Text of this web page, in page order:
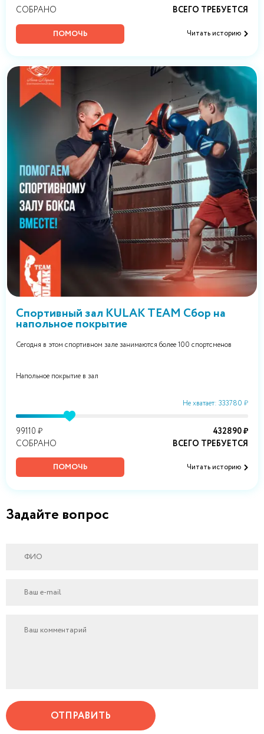
СОБРАНО
ВСЕГО ТРЕБУЕТСЯ
ПОМОЧЬ Читать историю
Спортивный зал KULAK TEAM Сбор на
напольное покрытие
Сегодня в этом спортивном зале занимаются более 100 спортсменов
Напольное покрытие в зал
Не хватает: 333780 ₽
99110 ₽
СОБРАНО
432890 ₽
ВСЕГО ТРЕБУЕТСЯ
ПОМОЧЬ Читать историю
Задайте вопрос
ОТПРАВИТЬ